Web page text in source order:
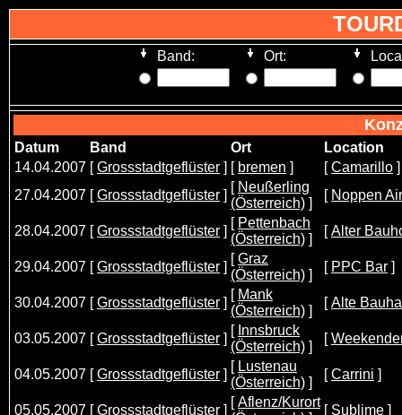
Band: Ort:
Datum Band Ort
Location
14.04.2007 [Grossstadtgeflüster ] [ bremen ] [Camarillo ]
27.04.2007 [Grossstadtgeflüster ]
[ Neußerling
(Österreich) ]
[ Noppen Air
28.04.2007 [Grossstadtgeflüster ]
[ Pettenbach
(Österreich) ]
[Alter
29.04.2007 [Grossstadtgeflüster ]
[Graz
(Österreich) ]
[ PPC Bar ]
30.04.2007 [Grossstadtgeflüster ]
[ Mank
(Österreich) ]
[Alte
03.05.2007 [Grossstadtgeflüster ]
[ Innsbruck
(Österreich) ]
[
04.05.2007 [Grossstadtgeflüster ]
[ Lustenau
(Österreich) ]
[Carrini ]
05.05.2007 [Grossstadtgeflüster ]
[Aflenz/Kurort
[ Sublime ]